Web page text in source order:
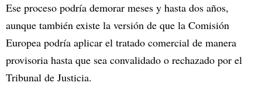
Ese proceso podría demorar meses y hasta dos años,
aunque también existe la versión de que la Comisión
Europea podría aplicar el tratado comercial de manera
provisoria hasta que sea convalidado o rechazado por el
Tribunal de Justicia.